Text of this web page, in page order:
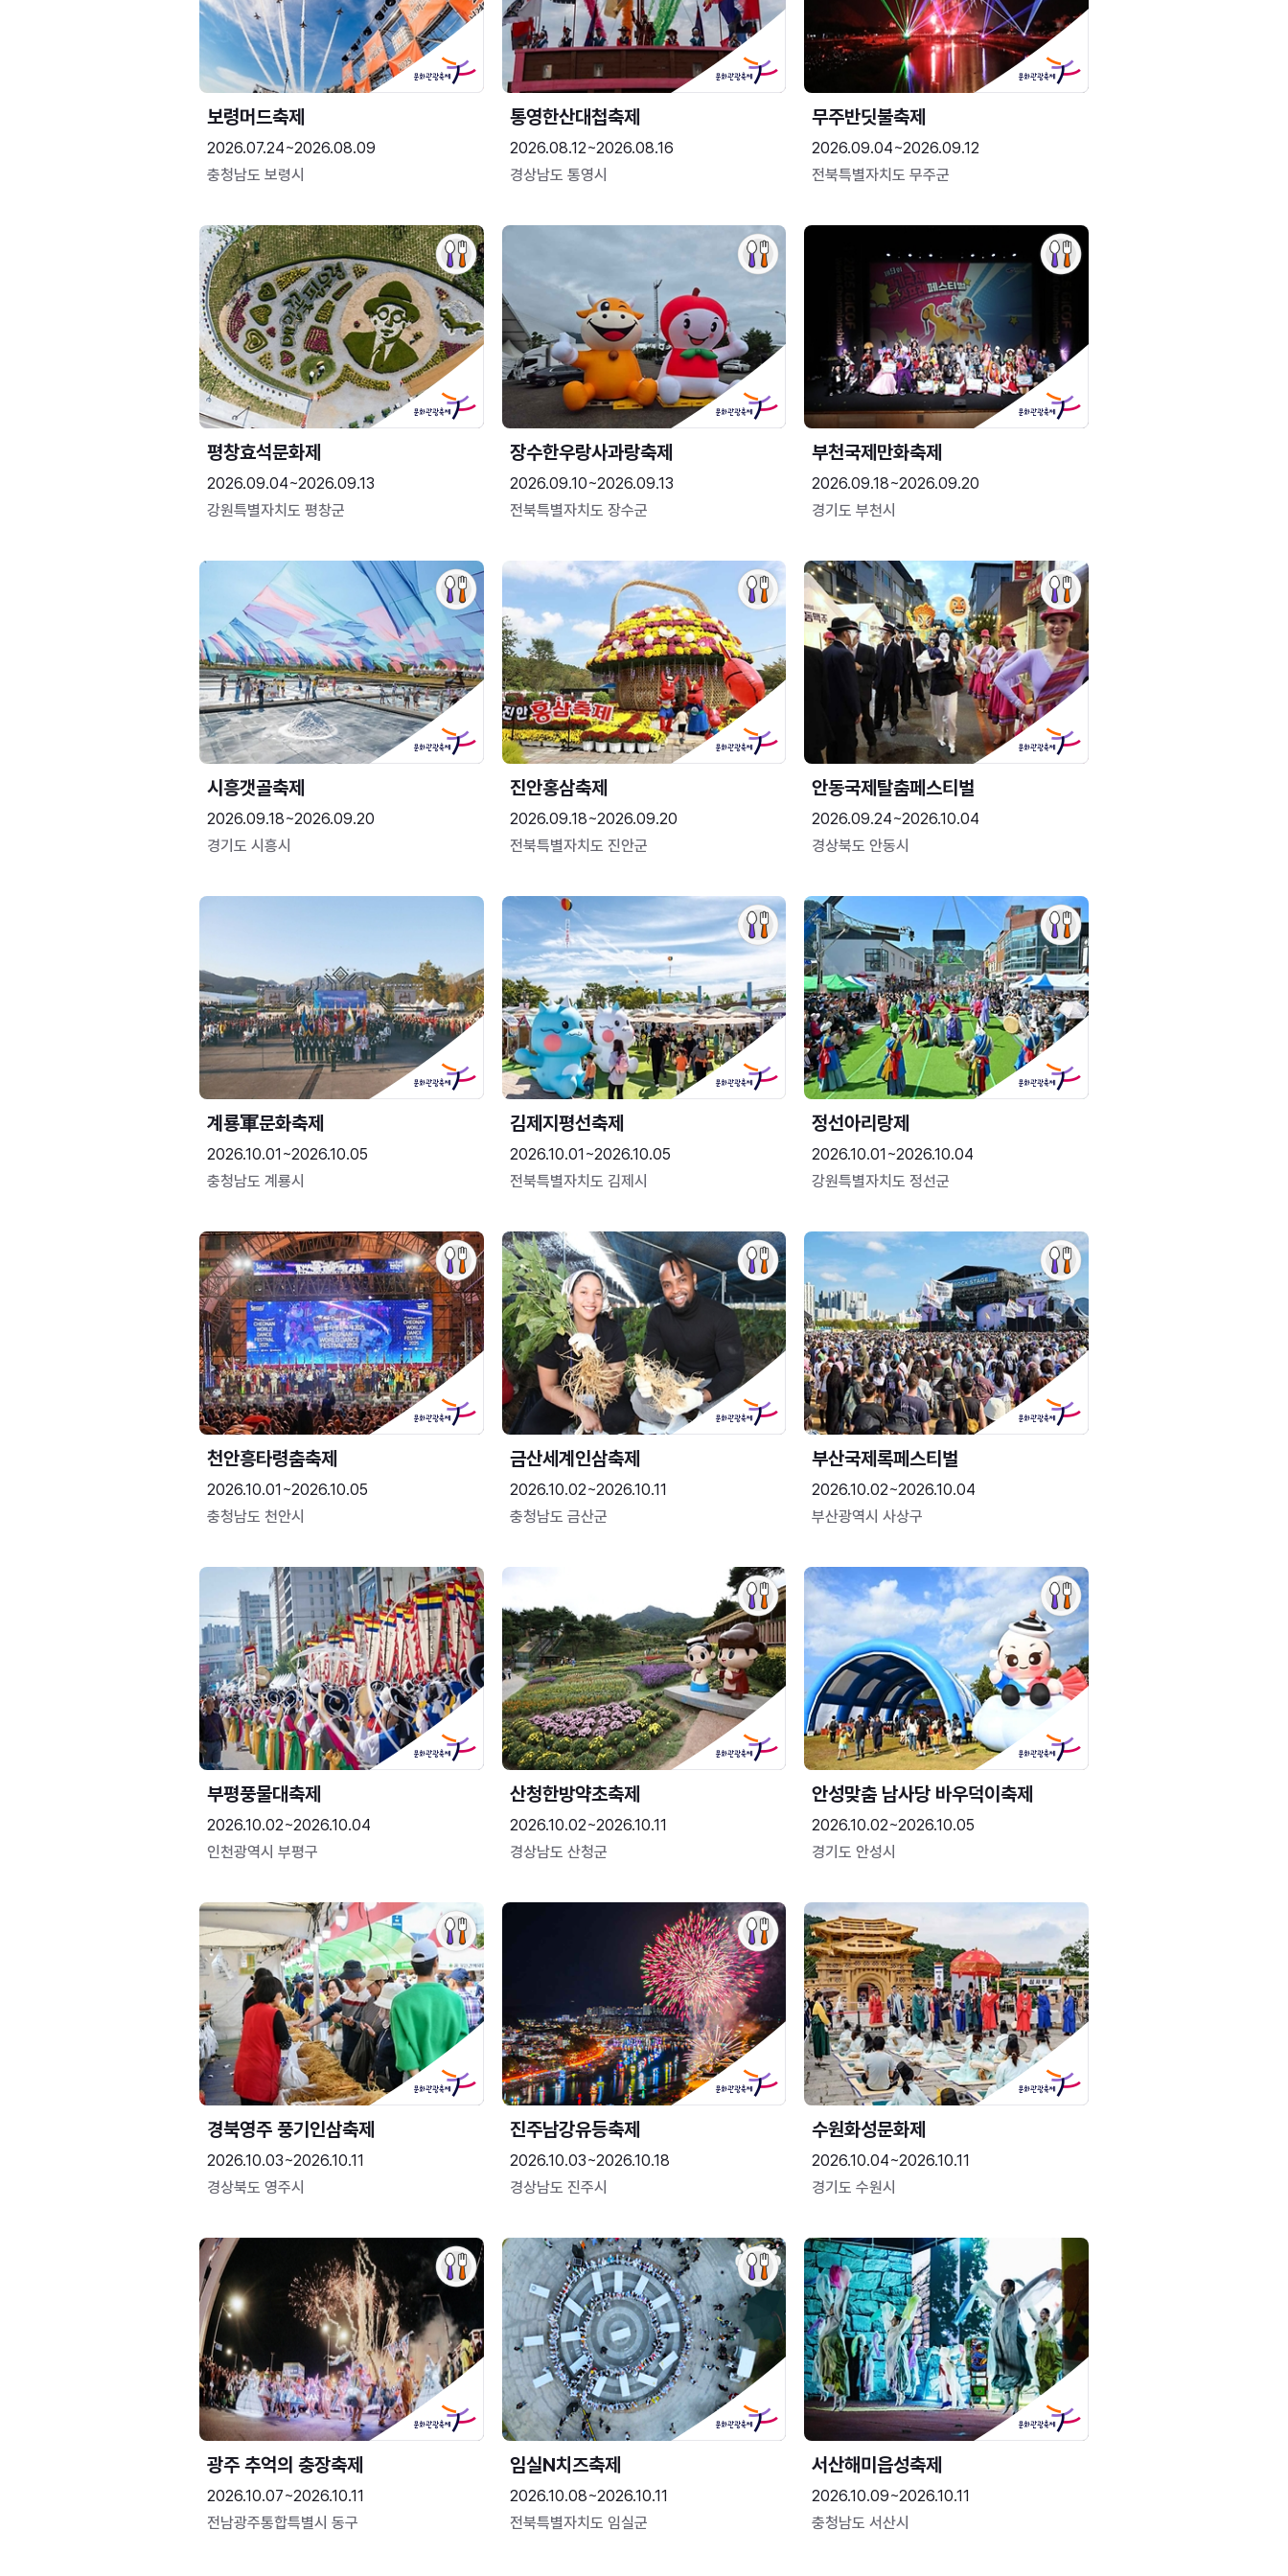
보령머드축제
2026.07.24~2026.08.09
충청남도 보령시
통영한산대첩축제
2026.08.12~2026.08.16
경상남도 통영시
무주반딧불축제
2026.09.04~2026.09.12
전북특별자치도 무주군
평창효석문화제
2026.09.04~2026.09.13
강원특별자치도 평창군
장수한우랑사과랑축제
2026.09.10~2026.09.13
전북특별자치도 장수군
부천국제만화축제
2026.09.18~2026.09.20
경기도 부천시
시흥갯골축제
2026.09.18~2026.09.20
경기도 시흥시
진안홍삼축제
2026.09.18~2026.09.20
전북특별자치도 진안군
안동국제탈춤페스티벌
2026.09.24~2026.10.04
경상북도 안동시
2026.10.01~2026.10.05
충청남도 계룡시
김제지평선축제
2026.10.01~2026.10.05
전북특별자치도 김제시
정선아리랑제
2026.10.01~2026.10.04
강원특별자치도 정선군
천안흥타령춤축제
2026.10.01~2026.10.05
충청남도 천안시
금산세계인삼축제
2026.10.02~2026.10.11
충청남도 금산군
부산국제록페스티벌
2026.10.02~2026.10.04
부산광역시 사상구
부평풍물대축제
2026.10.02~2026.10.04
인천광역시 부평구
산청한방약초축제
2026.10.02~2026.10.11
경상남도 산청군
안성맞춤 남사당 바우덕이축제
2026.10.02~2026.10.05
경기도 안성시
경북영주 풍기인삼축제
2026.10.03~2026.10.11
경상북도 영주시
진주남강유등축제
2026.10.03~2026.10.18
경상남도 진주시
수원화성문화제
2026.10.04~2026.10.11
경기도 수원시
광주 추억의 충장축제
2026.10.07~2026.10.11
전남광주통합특별시 동구
임실N치즈축제
2026.10.08~2026.10.11
전북특별자치도 임실군
서산해미읍성축제
2026.10.09~2026.10.11
충청남도 서산시